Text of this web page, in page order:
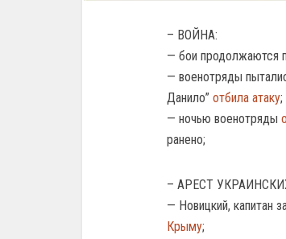
– ВОЙНА:
— бои продолжаются
— военотряды
Данило” отбила атаку;
— ночью военотряды
ранено;
– АРЕСТ
— Новицкий, капитан
Крыму;